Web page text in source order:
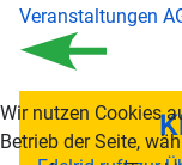
Veranstaltungen
Wir nutzen Cookies
Betrieb der Seite,